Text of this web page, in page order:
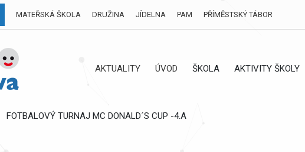
MATEŘSKÁ ŠKOLA DRUŽINA JÍDELNA PAM PŘÍMĚSTSKÝ TÁBOR
AKTUALITY ÚVOD ŠKOLA AKTIVITY ŠKOLY
FOTBALOVÝ TURNAJ MC DONALD´S CUP -4.A